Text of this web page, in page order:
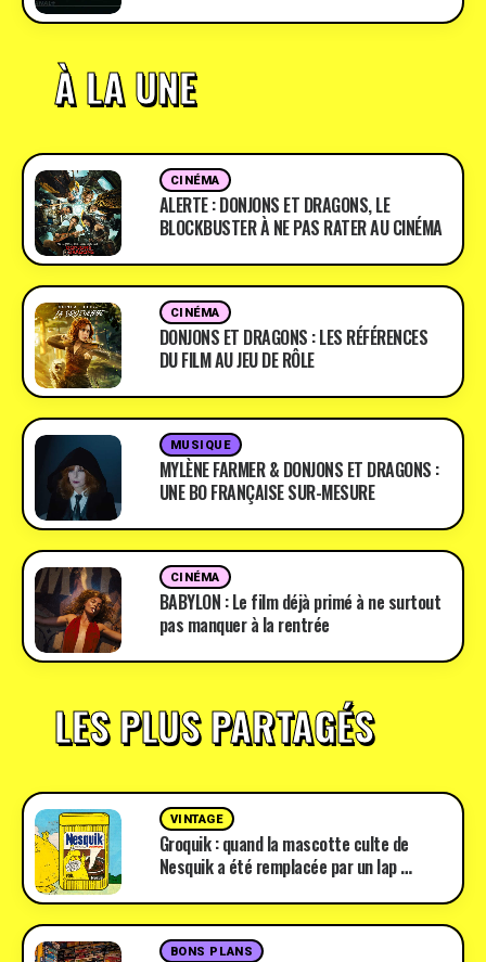
À LA UNE
CINÉMA
ALERTE : DONJONS ET DRAGONS, LE
BLOCKBUSTER À NE PAS RATER AU CINÉMA
CINÉMA
DONJONS ET DRAGONS : LES RÉFÉRENCES
DU FILM AU JEU DE RÔLE
MUSIQUE
MYLÈNE FARMER & DONJONS ET DRAGONS :
UNE BO FRANÇAISE SUR-MESURE
CINÉMA
BABYLON : Le film déjà primé à ne surtout
pas manquer à la rentrée
LES PLUS PARTAGÉS
VINTAGE
Groquik : quand la mascotte culte de
Nesquik a été remplacée par un lap …
BONS PLANS